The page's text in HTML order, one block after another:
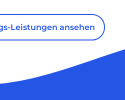
Leistungen ansehen